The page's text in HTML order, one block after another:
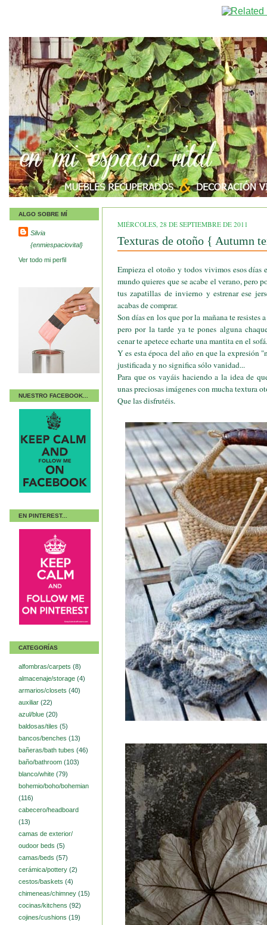
ALGO SOBRE MÍ
Silvia
{enmiespaciovital}
Ver todo mi perfil
NUESTRO FACEBOOK...
EN PINTEREST...
CATEGORÍAS
alfombras/carpets (8)
almacenaje/storage (4)
armarios/closets (40)
auxiliar (22)
azul/blue (20)
baldosas/tiles (5)
bancos/benches (13)
bañeras/bath tubes (46)
baño/bathroom (103)
blanco/white (79)
bohemio/boho/bohemian
(116)
cabecero/headboard
(13)
camas de exterior/
oudoor beds (5)
camas/beds (57)
cerámica/pottery (2)
cestos/baskets (4)
chimeneas/chimney (15)
cocinas/kitchens (92)
cojines/cushions (19)
MIÉRCOLES, 28 DE SEPTIEMBRE DE 2011
Texturas de otoño { Autumn
Empieza el otoño y todos vivimos esos días
mundo quieres que se acabe el verano, pero
tus zapatillas de invierno y estrenar ese
acabas de comprar.
Son días en los que por la mañana te resistes
pero por la tarde ya te pones alguna
cenar te apetece echarte una mantita en el sofá.
Y es esta época del año en que la expresión
justificada y no significa sólo vanidad...
Para que os vayáis haciendo a la idea de
unas preciosas imágenes con mucha textura
Que las disfrutéis.